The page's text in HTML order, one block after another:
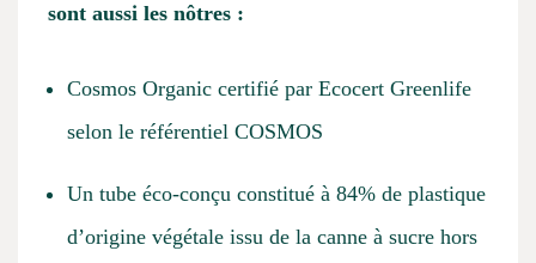
sont aussi les nôtres :
Cosmos Organic certifié par Ecocert Greenlife
selon le référentiel COSMOS
Un tube éco-conçu constitué à 84% de plastique
d’origine végétale issu de la canne à sucre hors